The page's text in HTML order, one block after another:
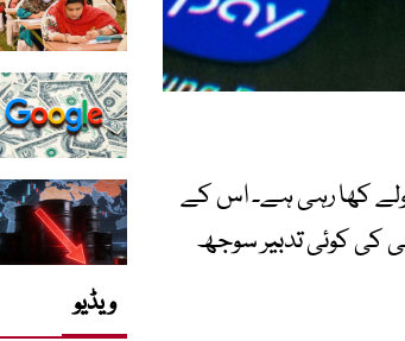
کھا رہی ہے۔ اس کے
کی کوئی تدبیر سوجھ
ویڈیو